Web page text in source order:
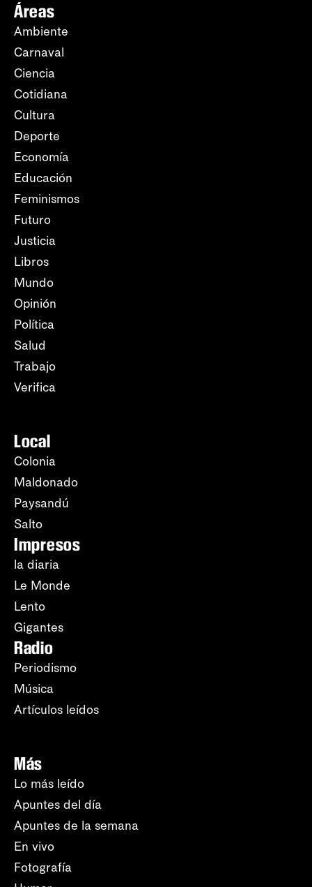
Áreas
Ambiente
Carnaval
Ciencia
Cotidiana
Cultura
Deporte
Economía
Educación
Feminismos
Futuro
Justicia
Libros
Mundo
Opinión
Política
Salud
Trabajo
Verifica
Local
Colonia
Maldonado
Paysandú
Salto
Impresos
la diaria
Le Monde
Lento
Gigantes
Radio
Periodismo
Música
Artículos leídos
Más
Lo más leído
Apuntes del día
Apuntes de la semana
En vivo
Fotografía